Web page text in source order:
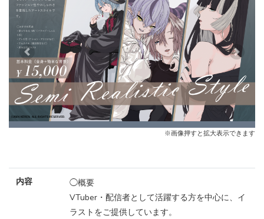
Previous Next
※画像押すと拡大表示できます
内容
◯概要
VTuber・配信者として活躍する方を中心に、イ
ラストをご提供しています。